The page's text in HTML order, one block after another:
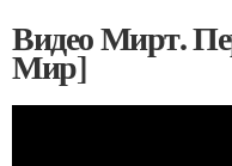
Видео Мирт.
Мир]